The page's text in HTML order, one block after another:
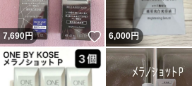
7,690円 いいね！
6,000円